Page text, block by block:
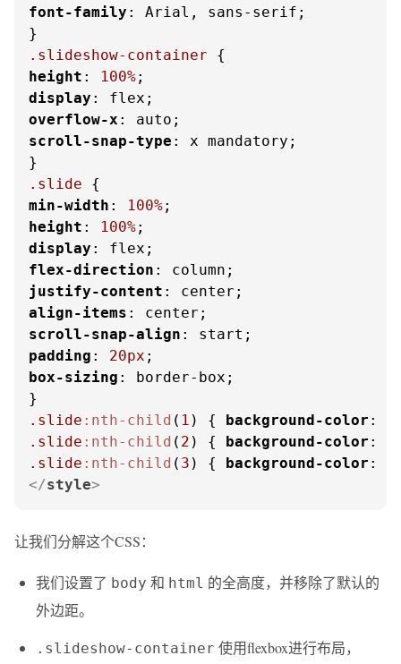
font-family : Arial, sans-serif;
.slideshow-container
height : 100%
display
overflow-x
scroll-snap-type : x mandatory;
.slide
min-width : 100%
height : 100%
display
flex-direction
justify-content
align-items
scroll-snap-align
padding : 20px
box-sizing : border-box;
.slide :nth-child ( 1 ) { background-color :
.slide :nth-child ( 2 ) { background-color :
.slide :nth-child ( 3 ) { background-color :
</style>
让我们分解这个CSS：
我们设置了 body 和 html 的全高度，并移除了默认的
外边距。
.slideshow-container 使用flexbox进行布局，